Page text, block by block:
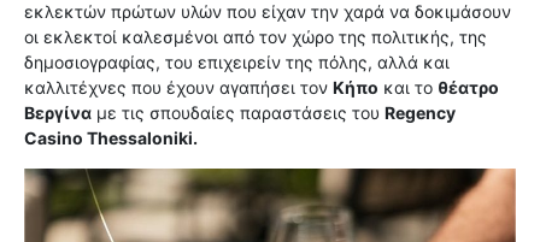
εκλεκτών πρώτων υλών που είχαν την χαρά να δοκιμάσουν
οι εκλεκτοί καλεσμένοι από τον χώρο της πολιτικής, της
δημοσιογραφίας, του επιχειρείν της πόλης, αλλά και
καλλιτέχνες που έχουν αγαπήσει τον Κήπο και το θέατρο
Βεργίνα με τις σπουδαίες παραστάσεις του Regency
Casino Thessaloniki.